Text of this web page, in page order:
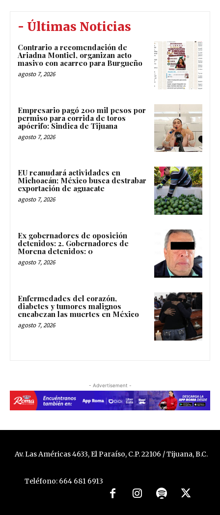
- Últimas Noticias
Contrario a recomendación de
Ariadna Montiel, organizan acto
masivo con acarreo para Burgueño
agosto 7, 2026
Empresario pagó 200 mil pesos por
permiso para corrida de toros
apócrifo: Sindica de Tijuana
agosto 7, 2026
EU reanudará actividades en
Michoacán; México busca destrabar
exportación de aguacate
agosto 7, 2026
Ex gobernadores de oposición
detenidos: 2. Gobernadores de
Morena detenidos: 0
agosto 7, 2026
Enfermedades del corazón,
diabetes y tumores malignos
encabezan las muertes en México
agosto 7, 2026
- Advertisement -
Av. Las Américas 4633, El Paraíso, C.P. 22106 / Tijuana, B.C.
Teléfono: 664 681 6913